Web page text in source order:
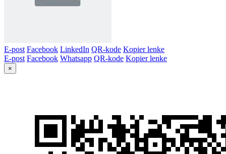
E-post Facebook LinkedIn QR-kode Kopier lenke
E-post Facebook Whatsapp QR-kode Kopier lenke
×